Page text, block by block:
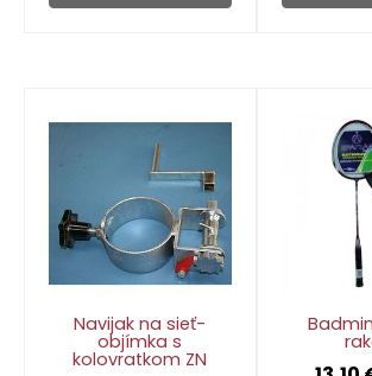
Navijak na sieť-
objímka s
kolovratkom ZN